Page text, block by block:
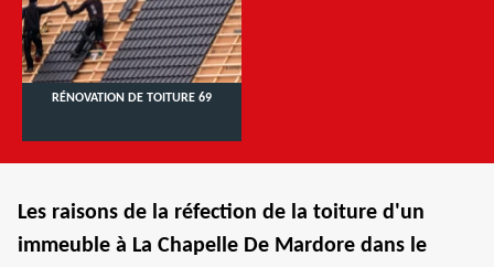
RÉNOVATION DE TOITURE 69
Les raisons de la réfection de la toiture d'un
immeuble à La Chapelle De Mardore dans le